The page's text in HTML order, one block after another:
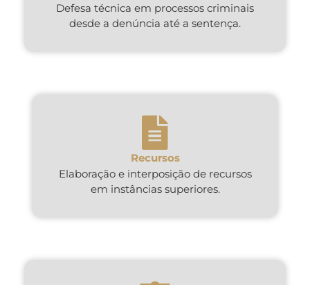
Defesa técnica em processos criminais
desde a denúncia até a sentença.
Recursos
Elaboração e interposição de recursos
em instâncias superiores.